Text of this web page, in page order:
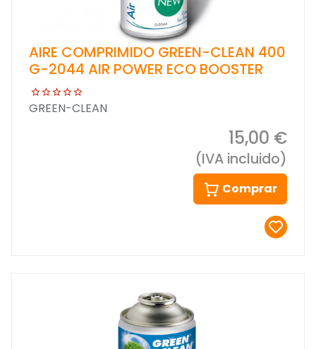
AIRE COMPRIMIDO GREEN-CLEAN 400
G-2044 AIR POWER ECO BOOSTER
GREEN-CLEAN
15,00 €
(IVA incluido)
Comprar